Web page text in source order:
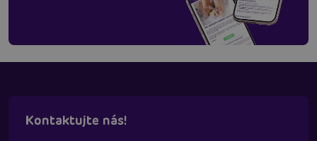
Kontaktujte nás!